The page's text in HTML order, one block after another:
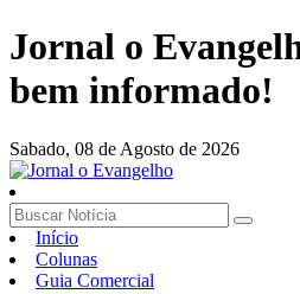
Jornal o
bem informado!
Sabado, 08 de Agosto de 2026
Início
Colunas
Guia Comercial